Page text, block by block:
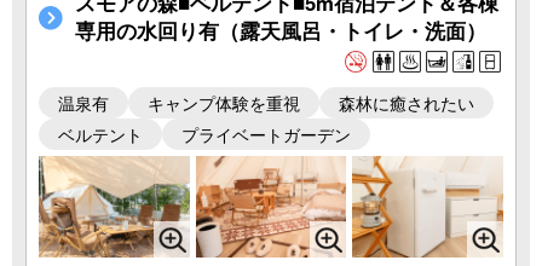
専用の水回り有（露天風呂・トイレ・洗面）
温泉有 キャンプ体験を重視
森林に癒されたい
ベルテント
プライベートガーデン